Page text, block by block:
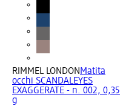
RIMMEL LONDON Matita
occhi SCANDALEYES
EXAGGERATE - n. 002, 0,35
g